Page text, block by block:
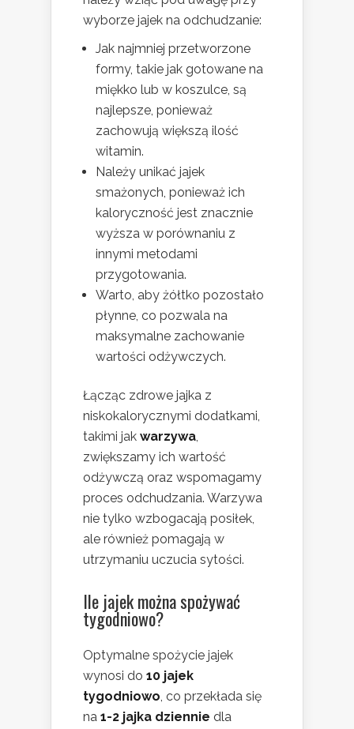
wyborze jajek na odchudzanie:
Jak najmniej przetworzone
formy, takie jak gotowane na
miękko lub w koszulce, są
najlepsze, ponieważ
zachowują większą ilość
witamin.
Należy unikać jajek
smażonych, ponieważ ich
kaloryczność jest znacznie
wyższa w porównaniu z
innymi metodami
przygotowania.
Warto, aby żółtko pozostało
płynne, co pozwala na
maksymalne zachowanie
wartości odżywczych.
Łącząc zdrowe jajka z
niskokalorycznymi dodatkami,
takimi jak warzywa,
zwiększamy ich wartość
odżywczą oraz wspomagamy
proces odchudzania. Warzywa
nie tylko wzbogacają posiłek,
ale również pomagają w
utrzymaniu uczucia sytości.
Ile jajek można spożywać
tygodniowo?
Optymalne spożycie jajek
wynosi do 10 jajek
tygodniowo, co przekłada się
na 1-2 jajka dziennie dla